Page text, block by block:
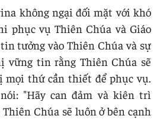
không ngại đối mặt với khó
phục vụ Thiên Chúa và Giáo
tưởng vào Thiên Chúa và sự
vững tin rằng Thiên Chúa sẽ
mọi thứ cần thiết để phục vụ.
"Hãy can đảm và kiên trì
Chúa sẽ luôn ở bên cạnh